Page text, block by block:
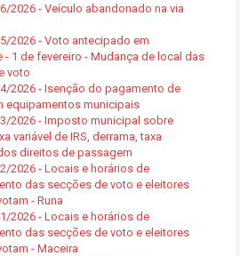
2026 - Veículo abandonado na via
2026 - Voto antecipado em
- 1 de fevereiro - Mudança de local das
voto
2026 - Isenção do pagamento de
equipamentos municipais
2026 - Imposto municipal sobre
variável de IRS, derrama, taxa
direitos de passagem
2026 - Locais e horários de
das secções de voto e eleitores
- Runa
2026 - Locais e horários de
das secções de voto e eleitores
- Maceira